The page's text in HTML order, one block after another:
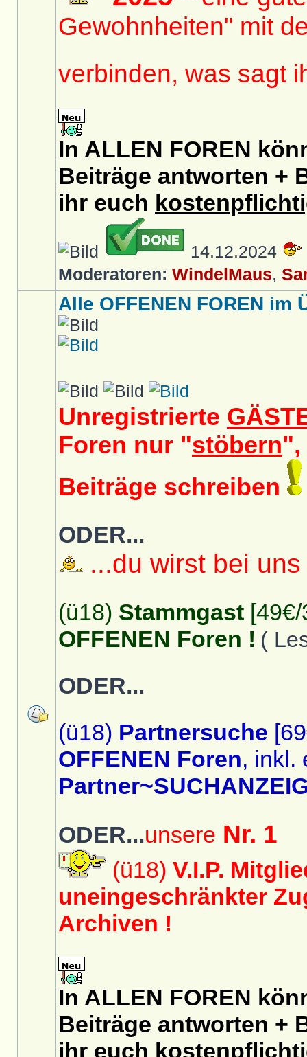
Gewohnheiten" mit
verbinden, was sagt
In ALLEN FOREN
Beiträge antworten +
ihr euch
14.12.2024
Moderatoren: WindelMaus,
Alle OFFENEN FOREN im
Unregistrierte
Foren nur "stöbern",
Beiträge schreiben
ODER...
...du wirst bei
(ü18) Stammgast
OFFENEN Foren ! (
ODER...
(ü18) Partnersuche
OFFENEN Foren, inkl.
ODER...unsere Nr. 1
(ü18) V.I.P.
uneingeschränkter
Archiven !
In ALLEN FOREN
Beiträge antworten +
ihr euch